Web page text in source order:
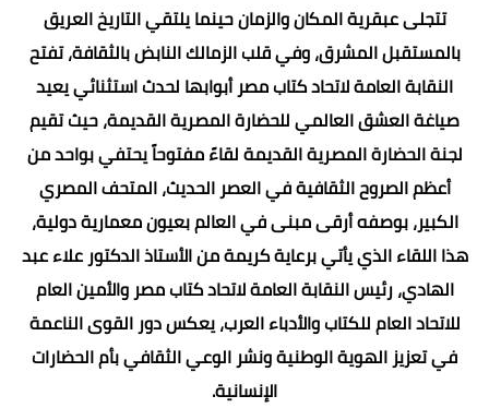
تتجلى عبقرية المكان والزمان حينما يلتقي التاريخ العريق
بالمستقبل المشرق، وفي قلب الزمالك النابض بالثقافة، تفتح
النقابة العامة لاتحاد كتاب مصر أبوابها لحدث استثنائي يعيد
صياغة العشق العالمي للحضارة المصرية القديمة، حيث تقيم
لجنة الحضارة المصرية القديمة لقاءً مفتوحاً يحتفي بواحد من
أعظم الصروح الثقافية في العصر الحديث، المتحف المصري
الكبير، بوصفه أرقى مبنى في العالم بعيون معمارية دولية،
هذا اللقاء الذي يأتي برعاية كريمة من الأستاذ الدكتور علاء عبد
الهادي، رئيس النقابة العامة لاتحاد كتاب مصر والأمين العام
للاتحاد العام للكتاب والأدباء العرب، يعكس دور القوى الناعمة
في تعزيز الهوية الوطنية ونشر الوعي الثقافي بأم الحضارات
الإنسانية.